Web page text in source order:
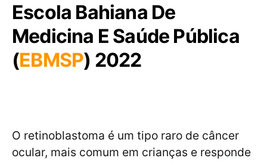
Escola Bahiana De
Medicina E Saúde Pública
(EBMSP) 2022
O retinoblastoma é um tipo raro de câncer
ocular, mais comum em crianças e responde